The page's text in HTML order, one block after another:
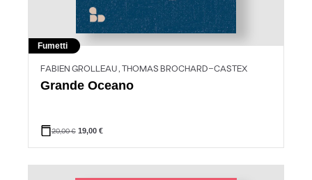
Fumetti
FABIEN GROLLEAU , THOMAS BROCHARD-CASTEX
Grande Oceano
20,00€ 19,00 €